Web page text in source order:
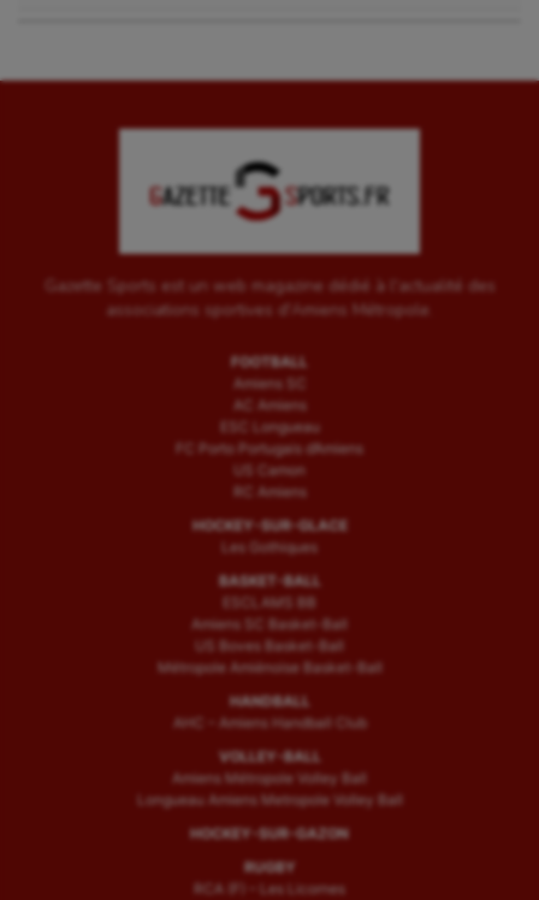
Gazette Sports est un web magazine dédié à l'actualité des
associations sportives d'Amiens Métropole.
FOOTBALL
Amiens SC
AC Amiens
ESC Longueau
FC Porto Portugais d’Amiens
US Camon
RC Amiens
HOCKEY-SUR-GLACE
Les Gothiques
BASKET-BALL
ESCLAMS BB
Amiens SC Basket-Ball
US Boves Basket-Ball
Métropole Amiénoise Basket-Ball
HANDBALL
AHC – Amiens Handball Club
VOLLEY-BALL
Amiens Métropole Volley Ball
Longueau Amiens Metropole Volley Ball
HOCKEY-SUR-GAZON
RUGBY
RCA (F) – Les Licornes